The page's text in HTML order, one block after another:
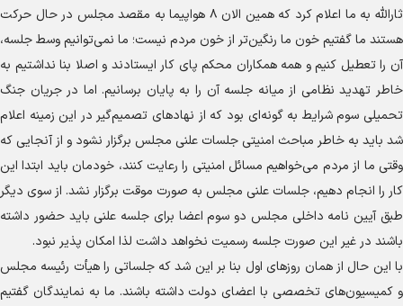
ثارالله به ما اعلام کرد که همین الان ۸ هواپیما به مقصد مجلس در حال حرکت
هستند ما گفتیم خون ما رنگین‌تر از خون مردم نیست؛ ما نمی‌توانیم وسط جلسه،
آن را تعطیل کنیم و همه همکاران محکم پای کار ایستادند و اصلا بنا نداشتیم به
خاطر تهدید نظامی از میانه جلسه آن را به پایان برسانیم. اما در جریان جنگ
تحمیلی سوم شرایط به گونه‌ای بود که از نهاد‌های تصمیم‌گیر در این زمینه اعلام
شد باید به خاطر مباحث امنیتی جلسات علنی مجلس برگزار نشود و از آنجایی که
وقتی ما از مردم می‌خواهیم مسائل امنیتی را رعایت کنند، خودمان باید ابتدا این
کار را انجام دهیم، جلسات علنی مجلس به صورت موقت برگزار نشد. از سوی دیگر
طبق آیین نامه داخلی مجلس دو سوم اعضا برای جلسه علنی باید حضور داشته
باشند در غیر این صورت جلسه رسمیت نخواهد داشت لذا امکان پذیر نبود.
با این حال از همان روز‌های اول بنا بر این شد که جلساتی را هیأت رئیسه مجلس
و کمیسیون‌های تخصصی با اعضای دولت داشته باشند. ما به نمایندگان گفتیم